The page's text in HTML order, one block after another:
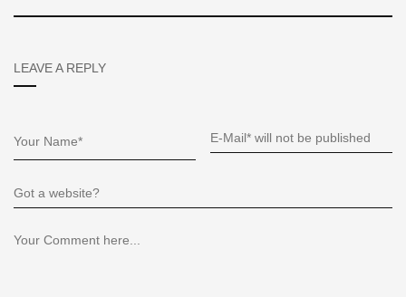
LEAVE A REPLY